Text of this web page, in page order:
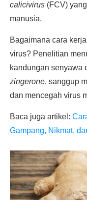
calicivirus (FCV)
manusia.
Bagaimana cara
virus? Penelitian
kandungan senyawa
zingerone, sanggup
dan mencegah virus
Baca juga artikel:
Gampang, Nikmat,